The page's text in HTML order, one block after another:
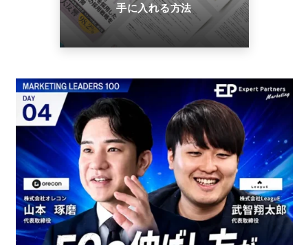
手に入れる方法